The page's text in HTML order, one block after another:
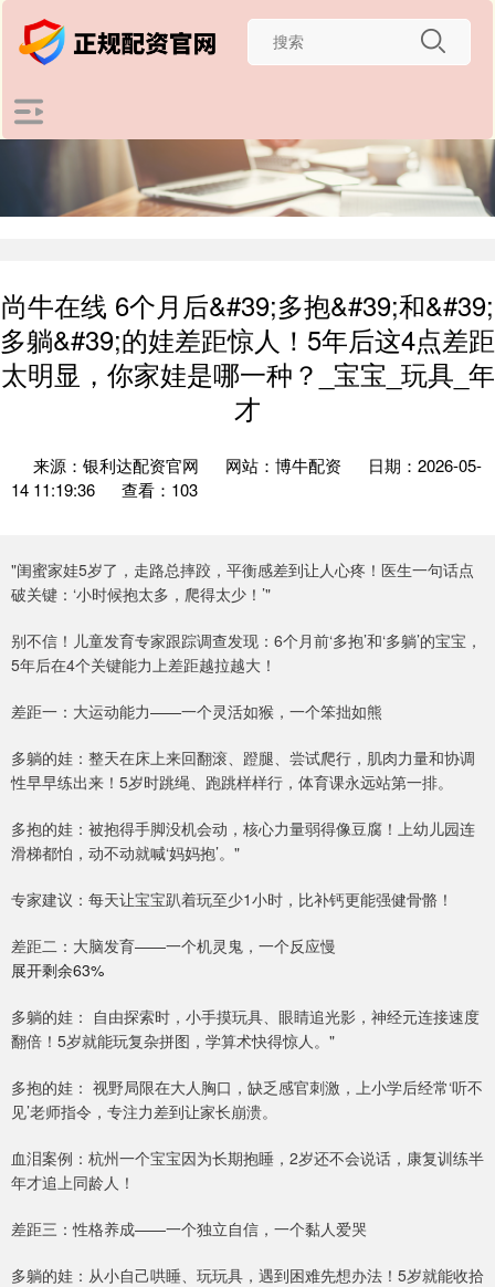
尚牛在线 6个月后&#39;多抱&#39;和&#39;
多躺&#39;的娃差距惊人！5年后这4点差距
太明显，你家娃是哪一种？_宝宝_玩具_年
才
来源：银利达配资官网 网站：博牛配资
日期：2026-05-
14 11:19:36
查看：103
"闺蜜家娃5岁了，走路总摔跤，平衡感差到让人心疼！医生一句话点
破关键：‘小时候抱太多，爬得太少！’"
别不信！儿童发育专家跟踪调查发现：6个月前‘多抱’和‘多躺’的宝宝，
5年后在4个关键能力上差距越拉越大！
差距一：大运动能力——一个灵活如猴，一个笨拙如熊
多躺的娃：整天在床上来回翻滚、蹬腿、尝试爬行，肌肉力量和协调
性早早练出来！5岁时跳绳、跑跳样样行，体育课永远站第一排。
多抱的娃：被抱得手脚没机会动，核心力量弱得像豆腐！上幼儿园连
滑梯都怕，动不动就喊‘妈妈抱’。"
专家建议：每天让宝宝趴着玩至少1小时，比补钙更能强健骨骼！
差距二：大脑发育——一个机灵鬼，一个反应慢
展开剩余63%
多躺的娃： 自由探索时，小手摸玩具、眼睛追光影，神经元连接速度
翻倍！5岁就能玩复杂拼图，学算术快得惊人。"
多抱的娃： 视野局限在大人胸口，缺乏感官刺激，上小学后经常‘听不
见’老师指令，专注力差到让家长崩溃。
血泪案例：杭州一个宝宝因为长期抱睡，2岁还不会说话，康复训练半
年才追上同龄人！
差距三：性格养成——一个独立自信，一个黏人爱哭
多躺的娃：从小自己哄睡、玩玩具，遇到困难先想办法！5岁就能收拾